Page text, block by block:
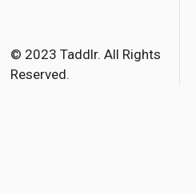
o
k
r
© 2023 Taddlr. All Rights
Reserved.